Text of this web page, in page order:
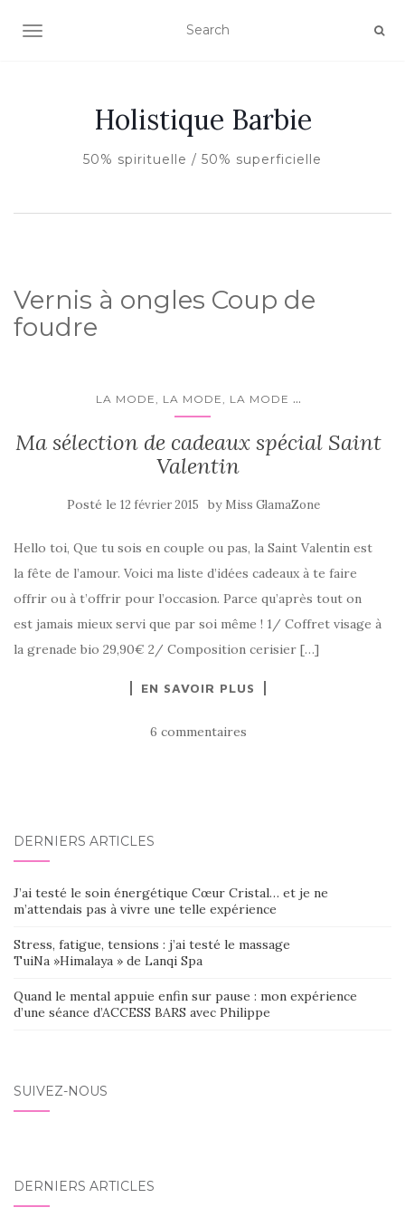
AFFICHER/MASQUER LA NAVIGATION
Holistique Barbie
50% spirituelle / 50% superficielle
Vernis à ongles Coup de
foudre
LA MODE, LA MODE, LA MODE ...
Ma sélection de cadeaux spécial Saint
Valentin
Posté le 12 février 2015 by Miss GlamaZone
Hello toi, Que tu sois en couple ou pas, la Saint Valentin est
la fête de l’amour. Voici ma liste d’idées cadeaux à te faire
offrir ou à t’offrir pour l’occasion. Parce qu’après tout on
est jamais mieux servi que par soi même ! 1/ Coffret visage à
la grenade bio 29,90€ 2/ Composition cerisier […]
EN SAVOIR PLUS
6 commentaires
DERNIERS ARTICLES
J’ai testé le soin énergétique Cœur Cristal… et je ne
m’attendais pas à vivre une telle expérience
Stress, fatigue, tensions : j’ai testé le massage
TuiNa »Himalaya » de Lanqi Spa
Quand le mental appuie enfin sur pause : mon expérience
d’une séance d’ACCESS BARS avec Philippe
SUIVEZ-NOUS
DERNIERS ARTICLES